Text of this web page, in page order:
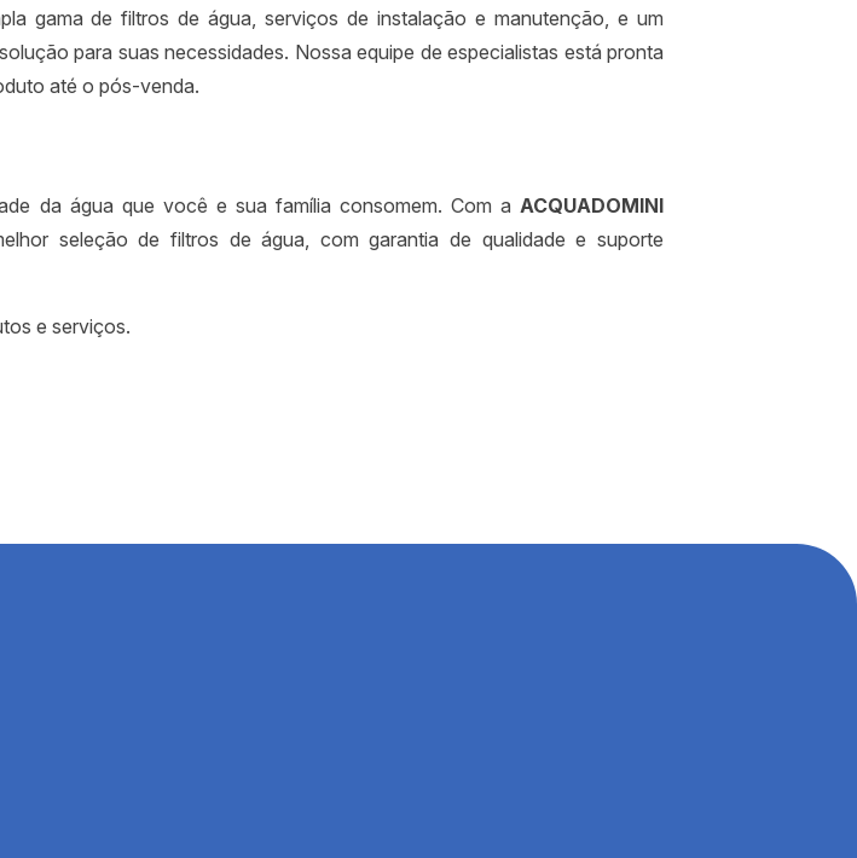
gama de filtros de água, serviços de instalação e manutenção, e um
para suas necessidades. Nossa equipe de especialistas está pronta
até o pós-venda.
da água que você e sua família consomem. Com a ACQUADOMINI
seleção de filtros de água, com garantia de qualidade e suporte
e serviços.